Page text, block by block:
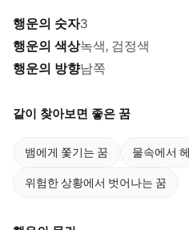
행운의 숫자3
행운의 색상녹색, 검정색
행운의 방향남쪽
같이 찾아보면 좋은 꿈
뱀에게 쫓기는 꿈 물속에서
위험한 상황에서 벗어나는 꿈